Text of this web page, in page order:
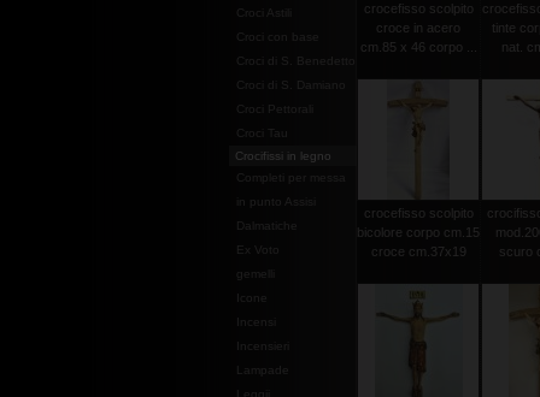
Croci Astili
Croci con base
Croci di S. Benedetto
Croci di S. Damiano
Croci Pettorali
Croci Tau
Crocifissi in legno
Completi per messa
in punto Assisi
Dalmatiche
Ex Voto
gemelli
Leggii
crocefisso scolpito
croce in acero
cm.85 x 46 corpo ...
tinte
nat.
crocefisso scolpito
bicolore corpo cm.15
croce cm.37x19
scuro